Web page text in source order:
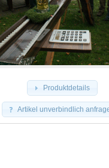
Produktdetails
Artikel unverbindlich